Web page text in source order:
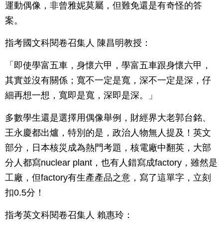
運動偶像，非曾雅妮莫屬，但難免還是有奇怪的答
案。
指考國文科閱卷召集人 陳昌明教授：
「即使學富五車，身懷六甲，學富五車跟身懷六甲，
其實並沒有關係；寬不一定是寬，深不一定是深，仔
細再想一想，寬即是寬，深即是深。」
多數學生還是選擇用偶像舉例，財經界大老郭台銘、
王永慶都出爐，特別的是，政治人物無人提及！英文
部分，日本核災成為熱門考題，核電廠中翻英，大部
分人都寫nuclear plant，也有人錯寫成factory，雖然是
工廠，但factory有生產產品之意，寫了這單字，立刻
扣0.5分！
指考英文科閱卷召集人 賴惠玲：